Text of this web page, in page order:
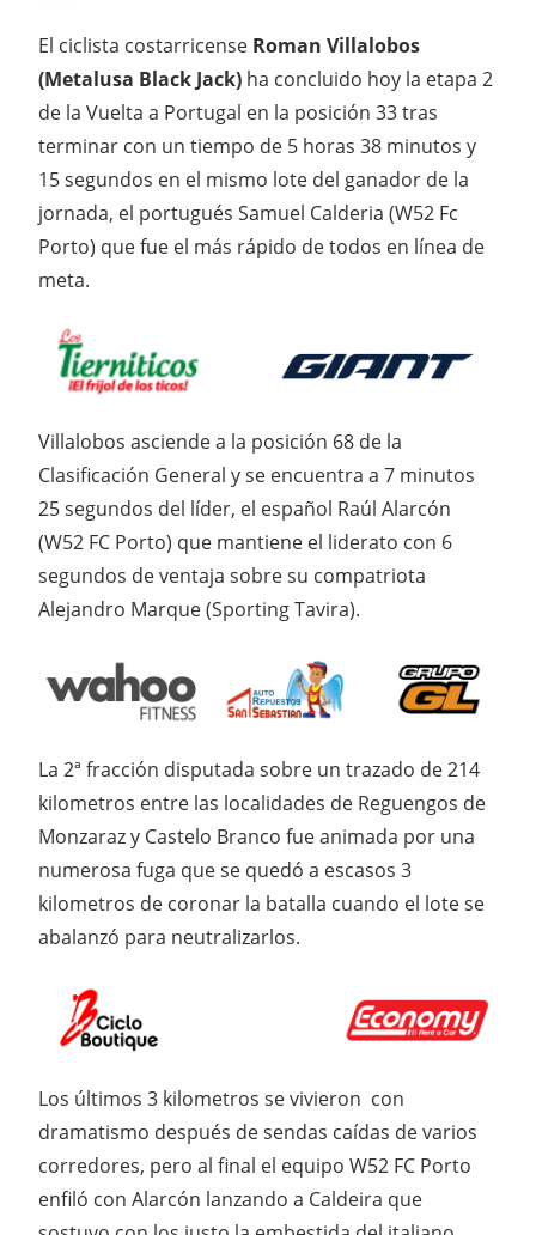
El ciclista costarricense Roman Villalobos
(Metalusa Black Jack) ha concluido hoy la etapa 2
de la Vuelta a Portugal en la posición 33 tras
terminar con un tiempo de 5 horas 38 minutos y
15 segundos en el mismo lote del ganador de la
jornada, el portugués Samuel Calderia (W52 Fc
Porto) que fue el más rápido de todos en línea de
meta.
Villalobos asciende a la posición 68 de la
Clasificación General y se encuentra a 7 minutos
25 segundos del líder, el español Raúl Alarcón
(W52 FC Porto) que mantiene el liderato con 6
segundos de ventaja sobre su compatriota
Alejandro Marque (Sporting Tavira).
La 2ª fracción disputada sobre un trazado de 214
kilometros entre las localidades de Reguengos de
Monzaraz y Castelo Branco fue animada por una
numerosa fuga que se quedó a escasos 3
kilometros de coronar la batalla cuando el lote se
abalanzó para neutralizarlos.
Los últimos 3 kilometros se vivieron con
dramatismo después de sendas caídas de varios
corredores, pero al final el equipo W52 FC Porto
enfiló con Alarcón lanzando a Caldeira que